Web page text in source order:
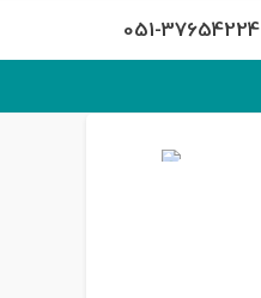
051-37654224